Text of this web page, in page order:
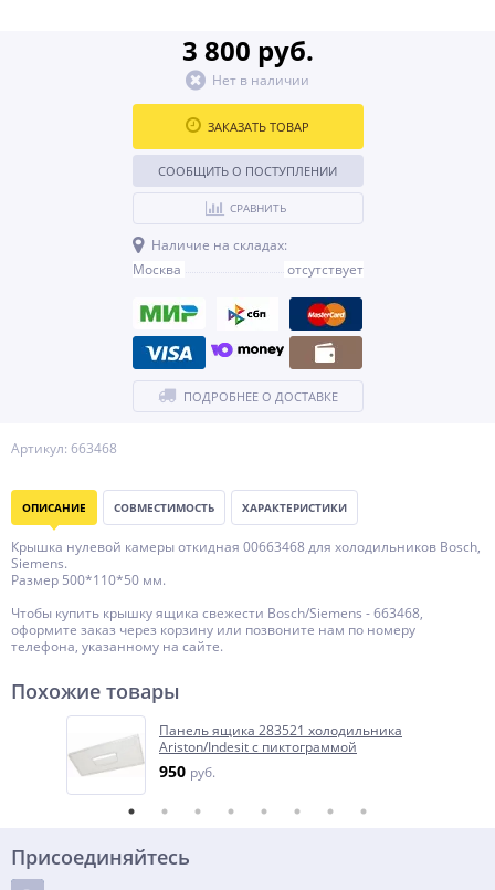
Артикул: 663468
3 800 руб.
Нет в наличии
ЗАКАЗАТЬ ТОВАР
СООБЩИТЬ О ПОСТУПЛЕНИИ
СРАВНИТЬ
Наличие на складах:
Москва
отсутствует
ПОДРОБНЕЕ О ДОСТАВКЕ
ОПИСАНИЕ СОВМЕСТИМОСТЬ ХАРАКТЕРИСТИКИ
Крышка нулевой камеры откидная 00663468 для холодильников Bosch,
Siemens.
Размер 500*110*50 мм.
Чтобы купить крышку ящика свежести Bosch/Siemens - 663468,
оформите заказ через корзину или позвоните нам по номеру
телефона, указанному на сайте.
Похожие товары
Панель ящика 283521 холодильника
Ariston/Indesit с пиктограммой
950 руб.
Присоединяйтесь